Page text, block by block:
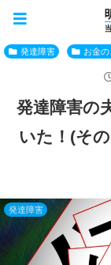
発達障害 お金の
発達障害の
いた！(そ
発達障害